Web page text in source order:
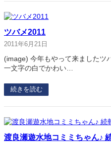
ツバメ2011
2011年6月21日
(image) 今年もやって来ましたツ
一文字の白でかわい…
続きを読む
渡良瀬遊水地コミミちゃん♪